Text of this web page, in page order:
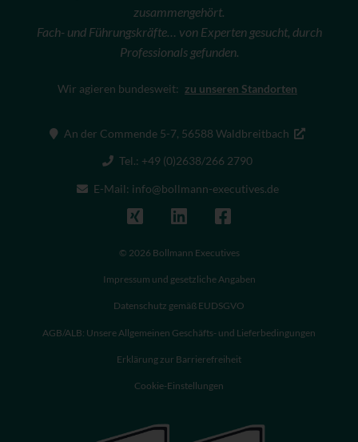
zusammengehört.
Fach- und Führungskräfte… von Experten gesucht, durch
Professionals gefunden.
Wir agieren bundesweit: zu unseren Standorten
An der Commende 5-7, 56588 Waldbreitbach
Tel.: +49 (0)2638/266 2790
E-Mail: info@bollmann-executives.de
© 2026 Bollmann Executives
Impressum und gesetzliche Angaben
Datenschutz gemäß EUDSGVO
AGB/ALB: Unsere Allgemeinen Geschäfts- und Lieferbedingungen
Erklärung zur Barrierefreiheit
Cookie-Einstellungen